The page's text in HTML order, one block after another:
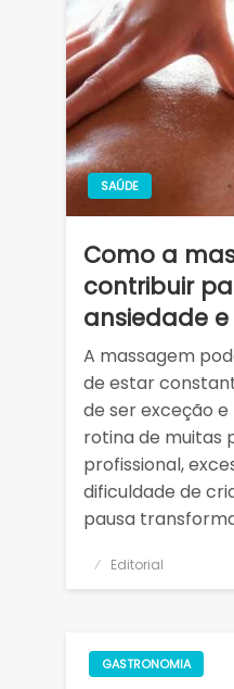
SAÚDE
Como a
contribuir
ansiedade e
A massagem
de estar
de ser exceção
rotina de muitas
profissional,
dificuldade de
pausa
PostedEditorial
GASTRONOMIA